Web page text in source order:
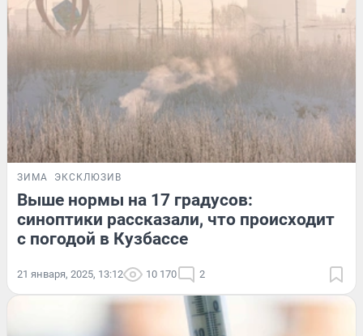
ЗИМА ЭКСКЛЮЗИВ
Выше нормы на 17 градусов:
синоптики рассказали, что происходит
с погодой в Кузбассе
21 января, 2025, 13:12 10 170 2